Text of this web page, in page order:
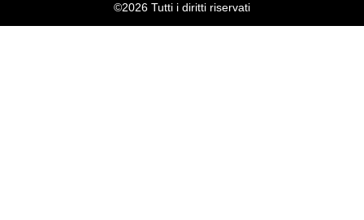
©2026 Tutti i diritti riservati